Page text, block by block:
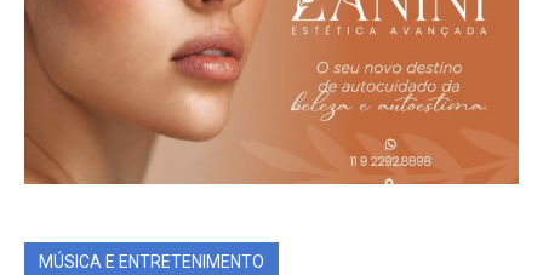
MÚSICA E ENTRETENIMENTO